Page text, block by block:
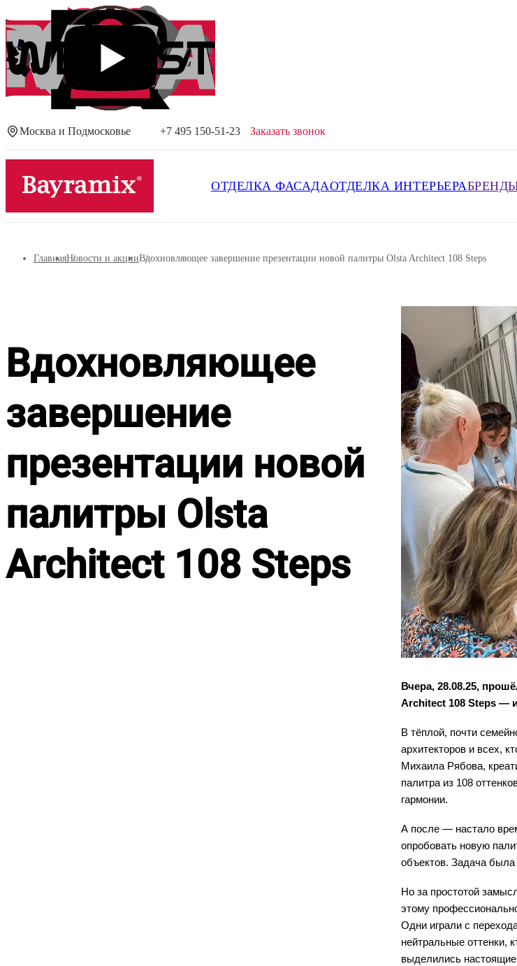
Москва и Подмосковье +7 495 150-51-23 Заказать звонок
ОТДЕЛКА ФАСАДАОТДЕЛКА ИНТЕРЬЕРА
ГлавнаяНовости и акцииВдохновляющее завершение презентации новой палитры Olsta Architect 108 Steps
Вдохновляющее
завершение
презентации новой
палитры Olsta
Architect 108 Steps
Вчера, 28.08.25,
Architect 108 Steps —
В тёплой, почти
архитекторов и всех,
Михаила Рябова,
палитра из 108
гармонии.
А после — настало
опробовать новую
объектов. Задача была
Но за простотой
этому
Одни играли с
нейтральные оттенки,
выделились